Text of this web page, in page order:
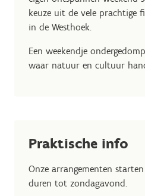
keuze uit de vele prachtige
in de Westhoek.
Een weekendje
waar natuur en cultuur
Praktische info
Onze arrangementen
duren tot zondagavond.